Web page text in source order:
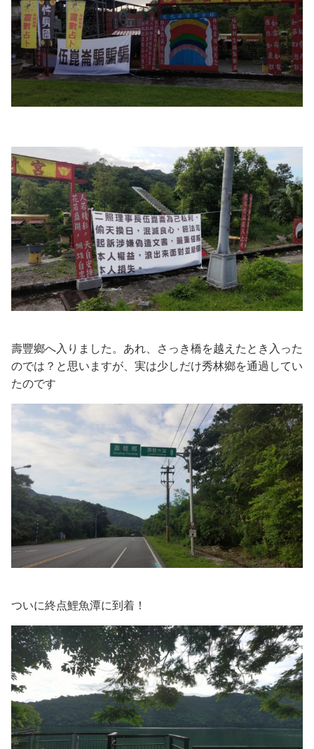
壽豐鄉へ入りました。あれ、さっき橋を越えたとき入った
のでは？と思いますが、実は少しだけ秀林鄉を通過してい
たのです
ついに終点鯉魚潭に到着！